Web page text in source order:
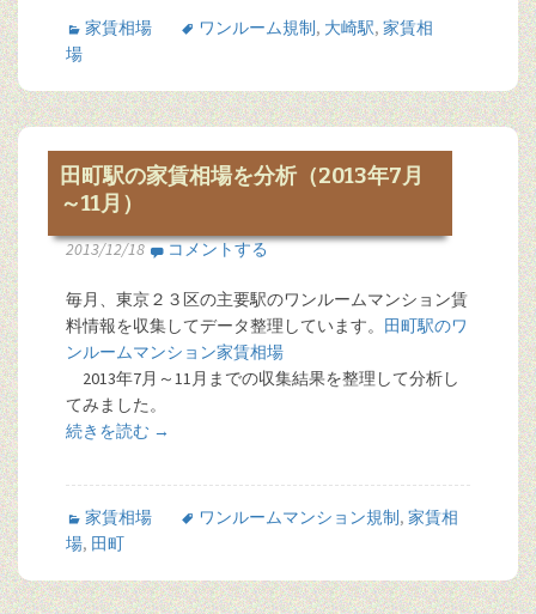
家賃相場 ワンルーム規制, 大崎駅, 家賃相
場
田町駅の家賃相場を分析（2013年7月
～11月）
2013/12/18 コメントする
毎月、東京２３区の主要駅のワンルームマンション賃
料情報を収集してデータ整理しています。 田町駅のワ
ンルームマンション家賃相場
2013年7月～11月までの収集結果を整理して分析し
てみました。
続きを読む →
家賃相場 ワンルームマンション規制, 家賃相
場, 田町